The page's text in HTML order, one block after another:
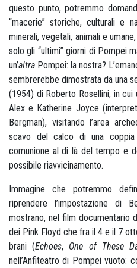
questo punto, potremmo
“macerie” storiche, culturali e
minerali, vegetali, animali e
solo gli “ultimi” giorni di Pompei
un’altra Pompei: la nostra?
sembrerebbe dimostrata da una
(1954) di Roberto Rosellini, in
Alex e Katherine Joyce
Bergman), visitando l’area
scavo del calco di una coppia
comunione al di là del tempo e
possibile riavvicinamento.
Immagine che potremmo
riprendere l’impostazione di
mostrano, nel film documentario
dei Pink Floyd che fra il 4 e il 7
brani (Echoes, One of These
nell’Anfiteatro di Pompei vuoto: